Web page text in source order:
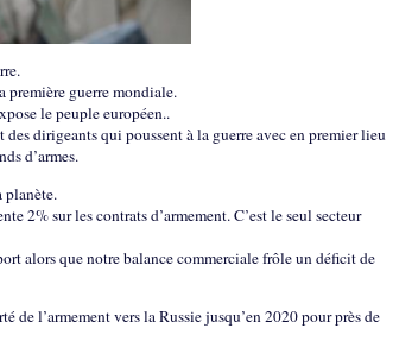
première guerre mondiale.
le peuple européen..
dirigeants qui poussent à la guerre avec en premier lieu
d’armes.
planète.
2% sur les contrats d’armement. C’est le seul secteur
alors que notre balance commerciale frôle un déficit de
l’armement vers la Russie jusqu’en 2020 pour près de